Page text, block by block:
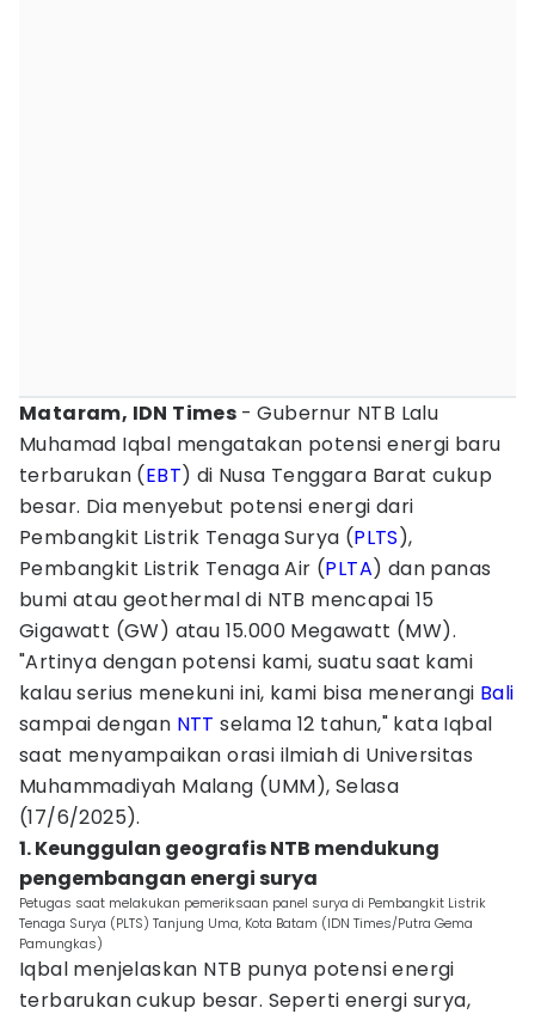
Mataram, IDN Times - Gubernur NTB Lalu
Muhamad Iqbal mengatakan potensi energi baru
terbarukan (EBT) di Nusa Tenggara Barat cukup
besar. Dia menyebut potensi energi dari
Pembangkit Listrik Tenaga Surya (PLTS),
Pembangkit Listrik Tenaga Air (PLTA) dan panas
bumi atau geothermal di NTB mencapai 15
Gigawatt (GW) atau 15.000 Megawatt (MW).
"Artinya dengan potensi kami, suatu saat kami
kalau serius menekuni ini, kami bisa menerangi Bali
sampai dengan NTT selama 12 tahun," kata Iqbal
saat menyampaikan orasi ilmiah di Universitas
Muhammadiyah Malang (UMM), Selasa
(17/6/2025).
1. Keunggulan geografis NTB mendukung
pengembangan energi surya
Petugas saat melakukan pemeriksaan panel surya di Pembangkit Listrik
Tenaga Surya (PLTS) Tanjung Uma, Kota Batam (IDN Times/Putra Gema
Pamungkas)
Iqbal menjelaskan NTB punya potensi energi
terbarukan cukup besar. Seperti energi surya,